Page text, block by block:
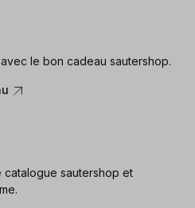
le bon cadeau sautershop.
catalogue sautershop et